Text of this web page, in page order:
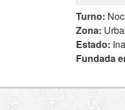
Turno:
Zona:
Estado:
Fundada